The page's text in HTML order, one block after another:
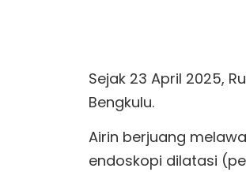
Sejak 23 April 2025,
Bengkulu.
Airin berjuang
endoskopi dilatasi